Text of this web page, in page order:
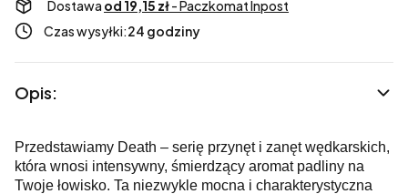
Dostawa od 19,15 zł- Paczkomat Inpost
Czas wysyłki:24 godziny
Opis:
Przedstawiamy Death – serię przynęt i zanęt wędkarskich,
która wnosi intensywny, śmierdzący aromat padliny na
Twoje łowisko. Ta niezwykle mocna i charakterystyczna